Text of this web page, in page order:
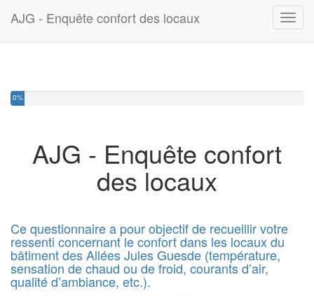
AJG - Enquête confort des locaux
0%
AJG - Enquête confort
des locaux
Ce questionnaire a pour objectif de recueillir votre
ressenti concernant le confort dans les locaux du
bâtiment des Allées Jules Guesde (température,
sensation de chaud ou de froid, courants d’air,
qualité d’ambiance, etc.).